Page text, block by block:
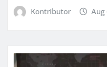
Kontributor Aug